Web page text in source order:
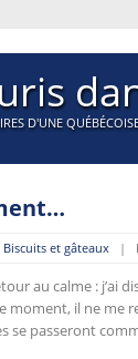
D'UNE
Biscuits et gâteaux |
au calme : j’ai
moment, il ne me
se passeront